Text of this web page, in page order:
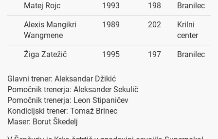
Matej Rojc 1993 198 Branilec
Alexis Mangikri
Wangmene
1989 202
Krilni
center
Žiga Zatežič 1995 197 Branilec
Glavni trener: Aleksandar Džikić
Pomočnik trenerja: Aleksander Sekulič
Pomočnik trenerja: Leon Stipaničev
Kondicijski trener: Tomaž Brinec
Maser: Borut Škedelj